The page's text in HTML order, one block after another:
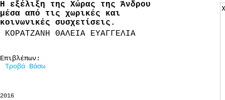
Η εξέλιξη της Χώρας της Άνδρου
μέσα από τις χωρικές και
κοινωνικές συσχετίσεις.
ΚΟΡΑΤΖΑΝΗ ΘΑΛΕΙΑ ΕΥΑΓΓΕΛΙΑ
Επιβλέπων:
Τροβά Βάσω
2016